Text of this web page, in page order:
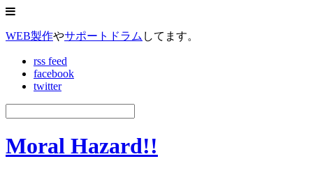
WEB製作やサポートドラム してます。
rss feed
facebook
twitter
Moral Hazard!!